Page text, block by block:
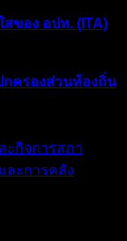
ของ อปท. (ITA)
กครองส่วนท้องถิ่น
ะกิจการสภา
ละการคลัง